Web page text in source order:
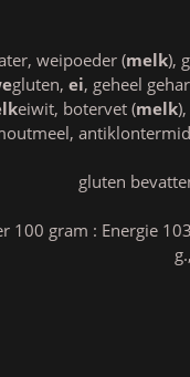
weipoeder (melk),
gluten, ei, geheel
eiwit, botervet (melk
gluten
100 gram : Energie